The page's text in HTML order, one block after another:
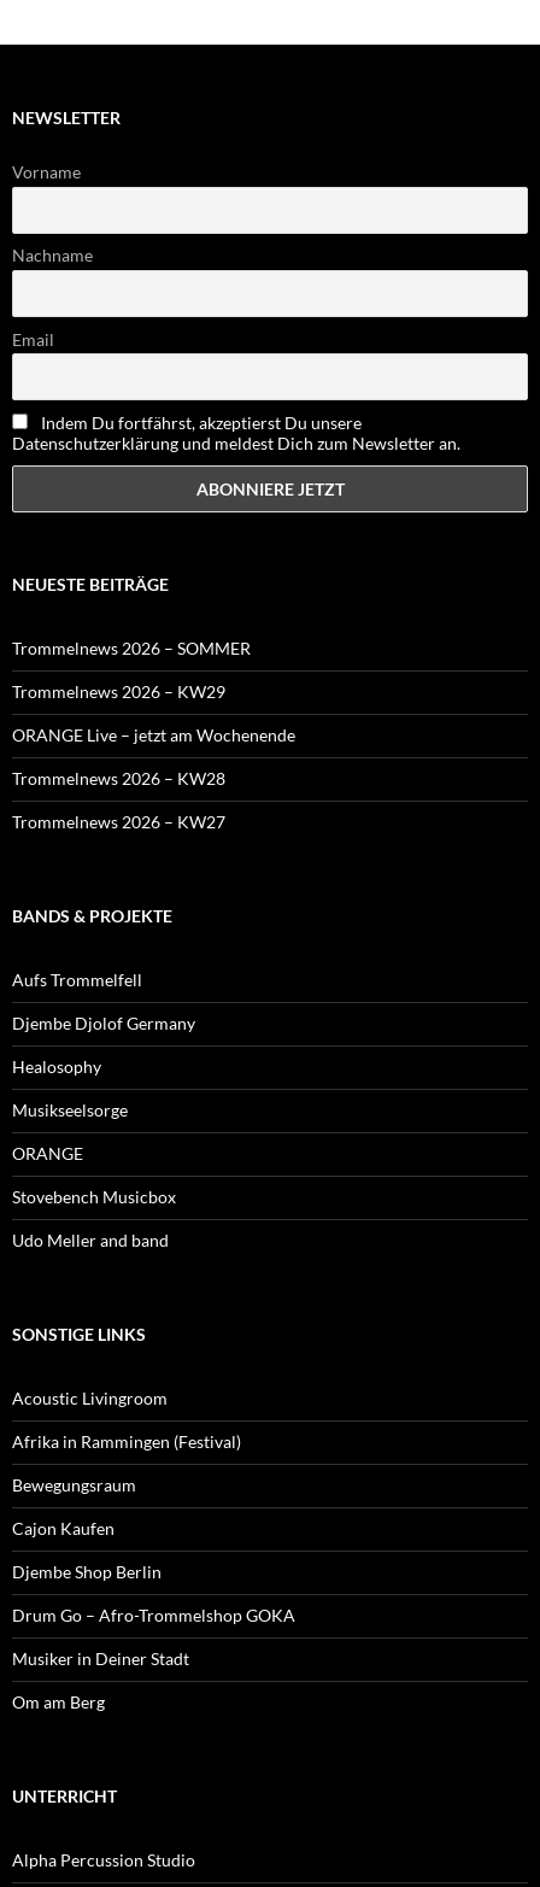
NEWSLETTER
Vorname
Nachname
Email
Indem Du fortfährst, akzeptierst Du unsere
Datenschutzerklärung und meldest Dich zum Newsletter an.
NEUESTE BEITRÄGE
Trommelnews 2026 – SOMMER
Trommelnews 2026 – KW29
ORANGE Live – jetzt am Wochenende
Trommelnews 2026 – KW28
Trommelnews 2026 – KW27
BANDS & PROJEKTE
Aufs Trommelfell
Djembe Djolof Germany
Healosophy
Musikseelsorge
ORANGE
Stovebench Musicbox
Udo Meller and band
SONSTIGE LINKS
Acoustic Livingroom
Afrika in Rammingen (Festival)
Bewegungsraum
Cajon Kaufen
Djembe Shop Berlin
Drum Go – Afro-Trommelshop GOKA
Musiker in Deiner Stadt
Om am Berg
UNTERRICHT
Alpha Percussion Studio